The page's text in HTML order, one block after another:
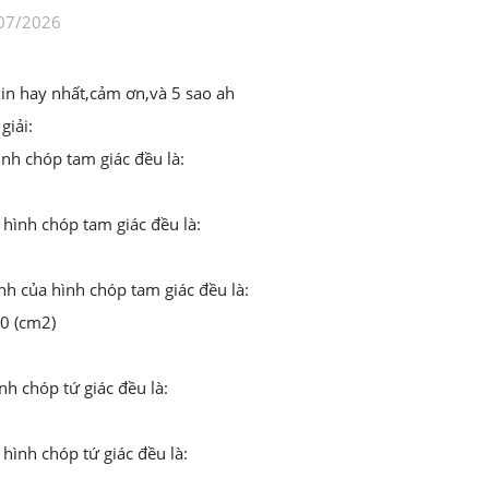
2026
hay nhất,cảm ơn,và 5 sao ah
chóp tam giác đều là:
chóp tam giác đều là:
của hình chóp tam giác đều là:
(cm2)
chóp tứ giác đều là:
chóp tứ giác đều là: